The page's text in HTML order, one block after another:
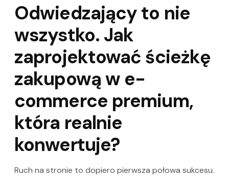
Odwiedzający to nie
wszystko. Jak
zaprojektować ścieżkę
zakupową w e-
commerce premium,
która realnie
konwertuje?
Ruch na stronie to dopiero pierwsza połowa sukcesu.